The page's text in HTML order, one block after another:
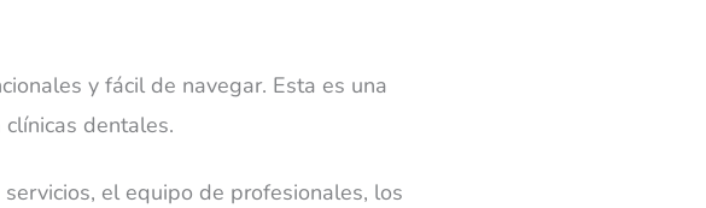
y fácil de navegar. Esta es una
dentales.
el equipo de profesionales, los